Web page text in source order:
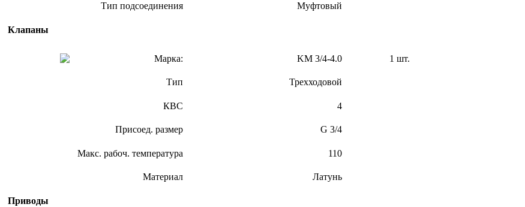
Тип подсоединения Муфтовый
Клапаны
Марка: KM 3/4-4.0 1 шт.
Тип Трехходовой
КВС 4
Присоед. размер G 3/4
Макс. рабоч. температура 110
Материал Латунь
Приводы